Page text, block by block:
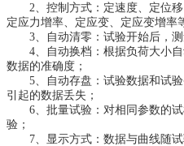
2、控制方式：定速度、定位移
定应力增率、定应变、定应变增率
3、自动清零：试验开始后，测
4、自动换档：根据负荷大小自
数据的准确度；
5、自动存盘：试验数据和试验
引起的数据丢失；
6、批量试验：对相同参数的试
验；
7、显示方式：数据与曲线随试